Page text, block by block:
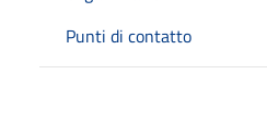
Punti di contatto